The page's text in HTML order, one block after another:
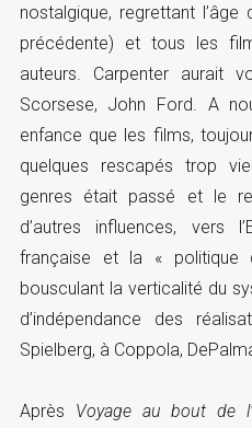
nostalgique, regrettant l’âge
précédente) et tous les
auteurs. Carpenter aurait
Scorsese, John Ford. A
enfance que les films,
quelques rescapés trop
genres était passé et le
d’autres influences, vers
française et la « politique
bousculant la verticalité du
d’indépendance des
Spielberg, à Coppola,
Après Voyage au bout de